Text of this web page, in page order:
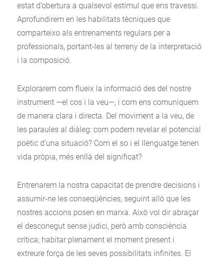
estat d’obertura a qualsevol estímul que ens travessi.
Aprofundirem en les habilitats tècniques que
comparteixo als entrenaments regulars per a
professionals, portant-les al terreny de la interpretació
i la composició.
Explorarem com flueix la informació des del nostre
instrument —el cos i la veu—, i com ens comuniquem
de manera clara i directa. Del moviment a la veu, de
les paraules al diàleg: com podem revelar el potencial
poètic d’una situació? Com el so i el llenguatge tenen
vida pròpia, més enllà del significat?
Entrenarem la nostra capacitat de prendre decisions i
assumir-ne les conseqüències, seguint allò que les
nostres accions posen en marxa. Això vol dir abraçar
el desconegut sense judici, però amb consciència
crítica; habitar plenament el moment present i
extreure força de les seves possibilitats infinites. El